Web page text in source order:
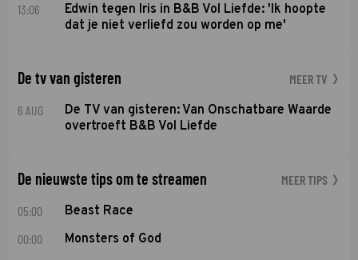
13:06
Edwin tegen Iris in B&B Vol Liefde: 'Ik hoopte
dat je niet verliefd zou worden op me'
De tv van gisteren MEER TV
6 AUG
De TV van gisteren: Van Onschatbare Waarde
overtroeft B&B Vol Liefde
De nieuwste tips om te streamen MEER TIPS
05:00 Beast Race
00:00 Monsters of God